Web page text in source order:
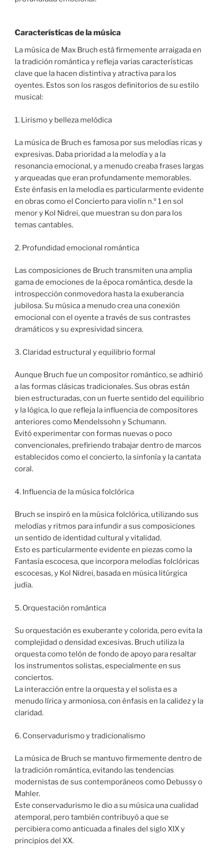
Características de la música
La música de Max Bruch está firmemente arraigada en
la tradición romántica y refleja varias características
clave que la hacen distintiva y atractiva para los
oyentes. Estos son los rasgos definitorios de su estilo
musical:
1. Lirismo y belleza melódica
La música de Bruch es famosa por sus melodías ricas y
expresivas. Daba prioridad a la melodía y a la
resonancia emocional, y a menudo creaba frases largas
y arqueadas que eran profundamente memorables.
Este énfasis en la melodía es particularmente evidente
en obras como el Concierto para violín n.º 1 en sol
menor y Kol Nidrei, que muestran su don para los
temas cantables.
2. Profundidad emocional romántica
Las composiciones de Bruch transmiten una amplia
gama de emociones de la época romántica, desde la
introspección conmovedora hasta la exuberancia
jubilosa. Su música a menudo crea una conexión
emocional con el oyente a través de sus contrastes
dramáticos y su expresividad sincera.
3. Claridad estructural y equilibrio formal
Aunque Bruch fue un compositor romántico, se adhirió
a las formas clásicas tradicionales. Sus obras están
bien estructuradas, con un fuerte sentido del equilibrio
y la lógica, lo que refleja la influencia de compositores
anteriores como Mendelssohn y Schumann.
Evitó experimentar con formas nuevas o poco
convencionales, prefiriendo trabajar dentro de marcos
establecidos como el concierto, la sinfonía y la cantata
coral.
4. Influencia de la música folclórica
Bruch se inspiró en la música folclórica, utilizando sus
melodías y ritmos para infundir a sus composiciones
un sentido de identidad cultural y vitalidad.
Esto es particularmente evidente en piezas como la
Fantasía escocesa, que incorpora melodías folclóricas
escocesas, y Kol Nidrei, basada en música litúrgica
judía.
5. Orquestación romántica
Su orquestación es exuberante y colorida, pero evita la
complejidad o densidad excesivas. Bruch utiliza la
orquesta como telón de fondo de apoyo para resaltar
los instrumentos solistas, especialmente en sus
conciertos.
La interacción entre la orquesta y el solista es a
menudo lírica y armoniosa, con énfasis en la calidez y la
claridad.
6. Conservadurismo y tradicionalismo
La música de Bruch se mantuvo firmemente dentro de
la tradición romántica, evitando las tendencias
modernistas de sus contemporáneos como Debussy o
Mahler.
Este conservadurismo le dio a su música una cualidad
atemporal, pero también contribuyó a que se
percibiera como anticuada a finales del siglo XIX y
principios del XX.